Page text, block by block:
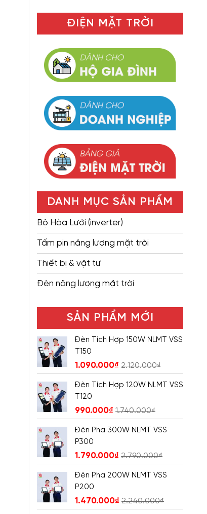
ĐIỆN MẶT TRỜI
DANH MỤC SẢN PHẨM
Bộ Hòa Lưới (inverter)
Tấm pin năng lượng mặt trời
Thiết bị & vật tư
Đèn năng lượng mặt trời
SẢN PHẨM MỚI
Đèn Tích Hợp 150W NLMT VSS
T150
1.090.000₫ 2.120.000₫
Đèn Tích Hợp 120W NLMT VSS
T120
990.000₫ 1.740.000₫
Đèn Pha 300W NLMT VSS
P300
1.790.000₫ 2.790.000₫
Đèn Pha 200W NLMT VSS
P200
1.470.000₫ 2.240.000₫